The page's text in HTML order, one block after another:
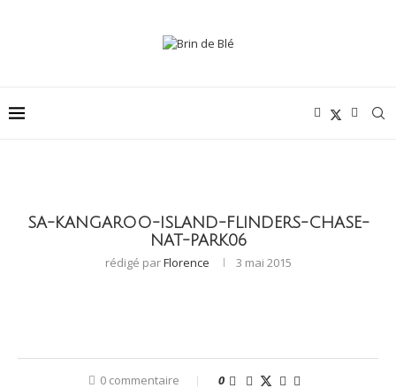
SA-KANGAROO-ISLAND-FLINDERS-CHASE-
NAT-PARK06
rédigé parFlorence 3 mai 2015
0 commentaire 0